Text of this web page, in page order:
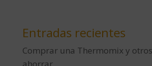
Entradas recientes
Comprar una Thermomix y